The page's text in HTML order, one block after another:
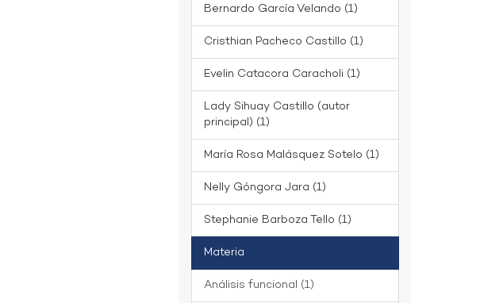
Bernardo García Velando (1)
Cristhian Pacheco Castillo (1)
Evelin Catacora Caracholi (1)
Lady Sihuay Castillo (autor
principal) (1)
María Rosa Malásquez Sotelo (1)
Nelly Góngora Jara (1)
Stephanie Barboza Tello (1)
Materia
Análisis funcional (1)